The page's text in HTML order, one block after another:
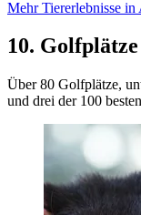
Mehr Tiererlebnisse in
10. Golfplätze
Über 80 Golfplätze,
und drei der 100